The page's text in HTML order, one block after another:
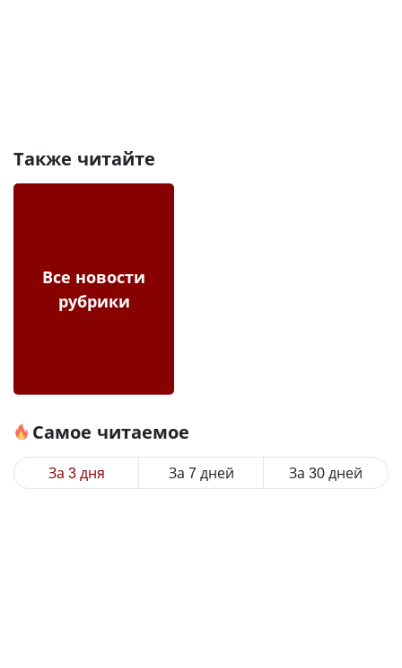
Также читайте
Все новости
рубрики
Самое читаемое
За 3 дня За 7 дней За 30 дней